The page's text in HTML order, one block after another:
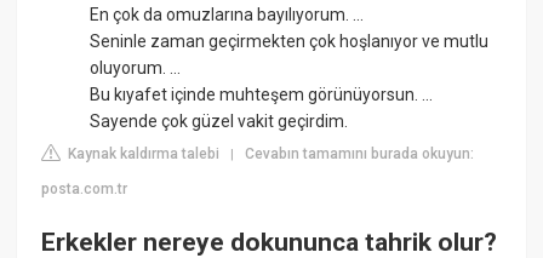
En çok da omuzlarına bayılıyorum. ...
Seninle zaman geçirmekten çok hoşlanıyor ve mutlu
oluyorum. ...
Bu kıyafet içinde muhteşem görünüyorsun. ...
Sayende çok güzel vakit geçirdim.
Kaynak kaldırma talebi |Cevabın tamamını burada okuyun:
posta.com.tr
Erkekler nereye dokununca tahrik olur?